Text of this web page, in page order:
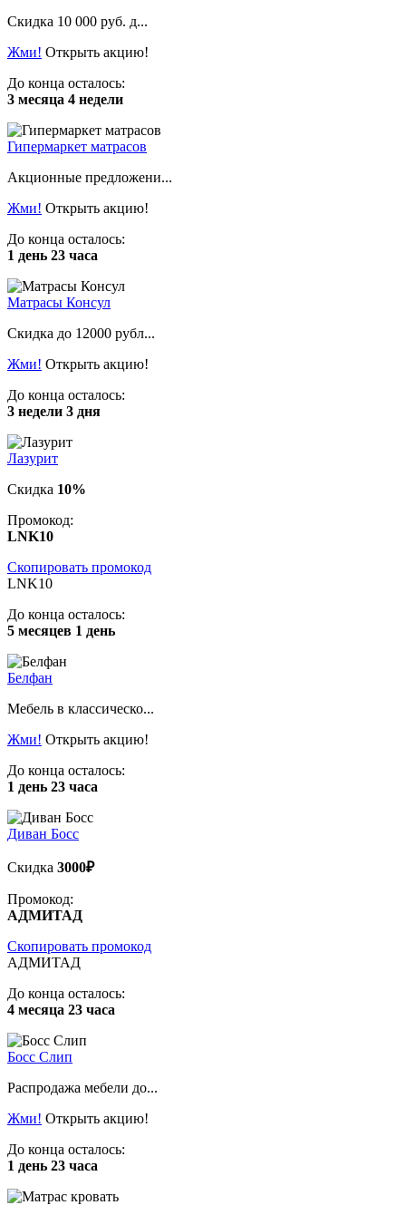
Скидка 10 000 руб. д...
Жми! Открыть акцию!
До конца осталось:
3 месяца 4 недели
Гипермаркет матрасов
Акционные предложени...
Жми! Открыть акцию!
До конца осталось:
1 день 23 часа
Матрасы Консул
Скидка до 12000 рубл...
Жми! Открыть акцию!
До конца осталось:
3 недели 3 дня
Лазурит
Скидка 10%
Промокод:
LNK10
Скопировать промокод
LNK10
До конца осталось:
5 месяцев 1 день
Белфан
Мебель в классическо...
Жми! Открыть акцию!
До конца осталось:
1 день 23 часа
Диван Босс
Скидка 3000₽
Промокод:
АДМИТАД
Скопировать промокод
АДМИТАД
До конца осталось:
4 месяца 23 часа
Босс Слип
Распродажа мебели до...
Жми! Открыть акцию!
До конца осталось:
1 день 23 часа